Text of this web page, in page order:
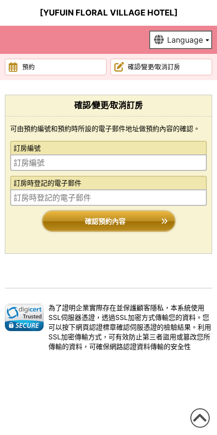
[YUFUIN FLORAL VILLAGE HOTEL]
預約 確認∕變更∕取消訂房
確認∕變更∕取消訂房
可由預約編號和預約時所設的電子郵件地址做預約內容的確認。
訂房編號
訂房時登記的電子郵件
確認預約內容
為了證明企業實際存在並保護顧客隱私，本系統使用
SSL伺服器憑證，透過SSL加密方式傳輸您的資料。您
可以按下網頁認證標章確認伺服憑證的檢驗結果。利用
SSL加密傳輸方式，可有效防止第三者盜用或篡改您所
傳輸的資料，可確保網路認證資料傳輸的安全性